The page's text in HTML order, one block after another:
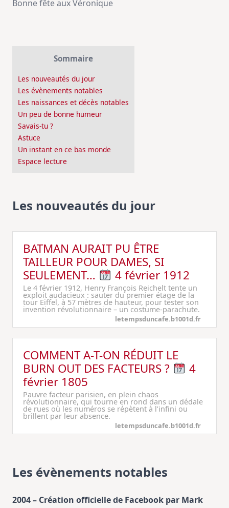
Bonne fête aux Véronique
Sommaire
Les nouveautés du jour
Les évènements notables
Les naissances et décès notables
Un peu de bonne humeur
Savais-tu ?
Astuce
Un instant en ce bas monde
Espace lecture
Les nouveautés du jour
BATMAN AURAIT PU ÊTRE
TAILLEUR POUR DAMES, SI
SEULEMENT…
4 février 1912
Le 4 février 1912, Henry François Reichelt tente un
exploit audacieux : sauter du premier étage de la
tour Eiffel, à 57 mètres de hauteur, pour tester son
invention révolutionnaire – un costume-parachute.
letempsduncafe.b1001d.fr
COMMENT A-T-ON RÉDUIT LE
BURN OUT DES FACTEURS ?
4
février 1805
Pauvre facteur parisien, en plein chaos
révolutionnaire, qui tourne en rond dans un dédale
de rues où les numéros se répètent à l’infini ou
brillent par leur absence.
letempsduncafe.b1001d.fr
Les évènements notables
2004 – Création officielle de Facebook par Mark